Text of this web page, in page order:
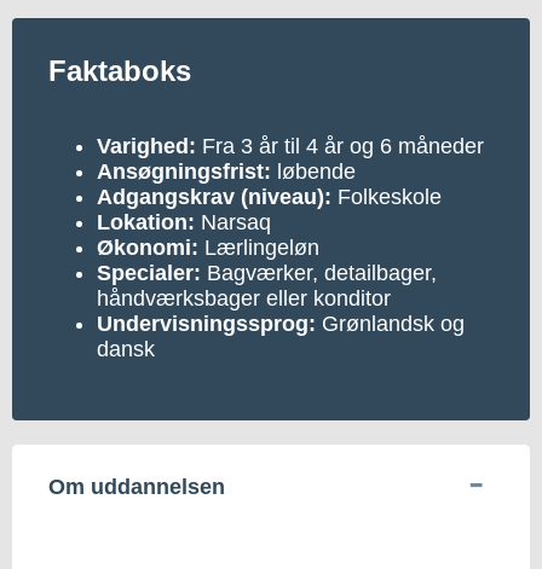
Faktaboks
Varighed: Fra 3 år til 4 år og 6 måneder
Ansøgningsfrist: løbende
Adgangskrav (niveau): Folkeskole
Lokation: Narsaq
Økonomi: Lærlingeløn
Specialer: Bagværker, detailbager,
håndværksbager eller konditor
Undervisningssprog: Grønlandsk og
dansk
Om uddannelsen